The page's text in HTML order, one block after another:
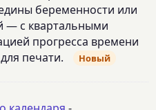
беременности или
— с квартальными
прогресса времени
печати.
Новый